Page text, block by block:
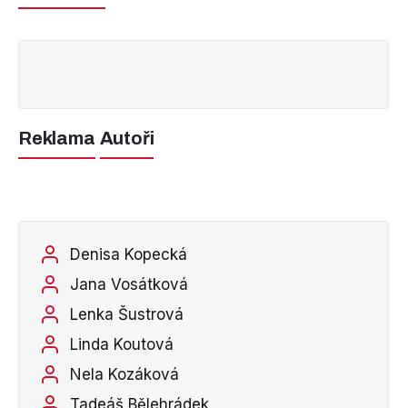
Reklama Autoři
Denisa Kopecká
Jana Vosátková
Lenka Šustrová
Linda Koutová
Nela Kozáková
Tadeáš Bělehrádek